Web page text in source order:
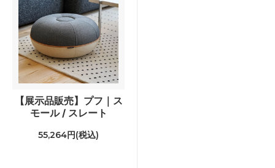
【展示品販売】プフ｜ス
モール / スレート
55,264円(税込)